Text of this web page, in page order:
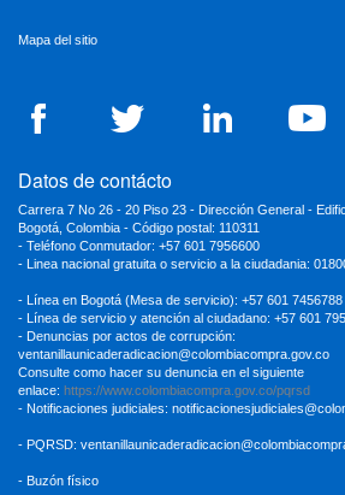
Mapa del sitio
Datos de contácto
Carrera 7 No 26 - 20 Piso 23 - Dirección General -
Bogotá, Colombia - Código postal: 110311
- Teléfono Conmutador: +57 601 7956600
- Linea nacional gratuita o servicio a la ciudadania:
- Línea en Bogotá (Mesa de servicio): +57 601 7456788
- Línea de servicio y atención al ciudadano: +57 601
- Denuncias por actos de corrupción:
ventanillaunicaderadicacion@colombiacompra.gov.co
Consulte como hacer su denuncia en el siguiente
enlace: https://www.colombiacompra.gov.co/pqrsd
- Notificaciones judiciales:
- PQRSD:
- Buzón físico